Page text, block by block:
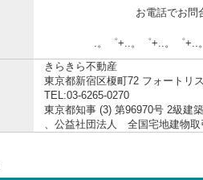
お電話でお問合せは
.。゜+..。゜+..。゜+..。゜
きらきら不動産
東京都新宿区榎町72 フォートリ
TEL:03-6265-0270
東京都知事 (3) 第96970号 2級建
、公益社団法人 全国宅地建物